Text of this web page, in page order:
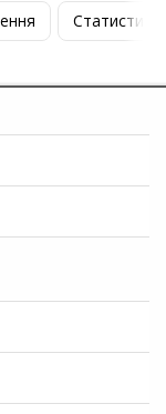
Статистика